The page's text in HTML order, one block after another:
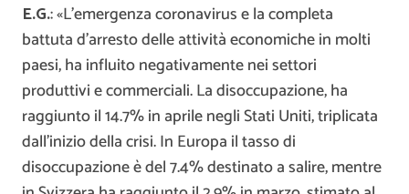
E.G.: «L’emergenza coronavirus e la completa
battuta d’arresto delle attività economiche in molti
paesi, ha influito negativamente nei settori
produttivi e commerciali. La disoccupazione, ha
raggiunto il 14.7% in aprile negli Stati Uniti, triplicata
dall’inizio della crisi. In Europa il tasso di
disoccupazione è del 7.4% destinato a salire, mentre